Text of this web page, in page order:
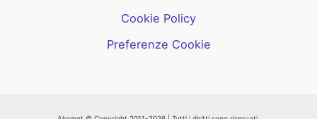
Cookie Policy
Preferenze Cookie